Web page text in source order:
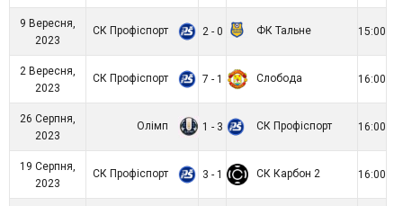
9 Вересня,
2023
СК Профіспорт 2 - 0 ФК Тальне 15:00
2 Вересня,
2023
СК Профіспорт 7 - 1 Слобода 16:00
26 Серпня,
2023
Олімп 1 - 3 СК Профіспорт 16:00
19 Серпня,
2023
СК Профіспорт 3 - 1 СК Карбон 2 16:00